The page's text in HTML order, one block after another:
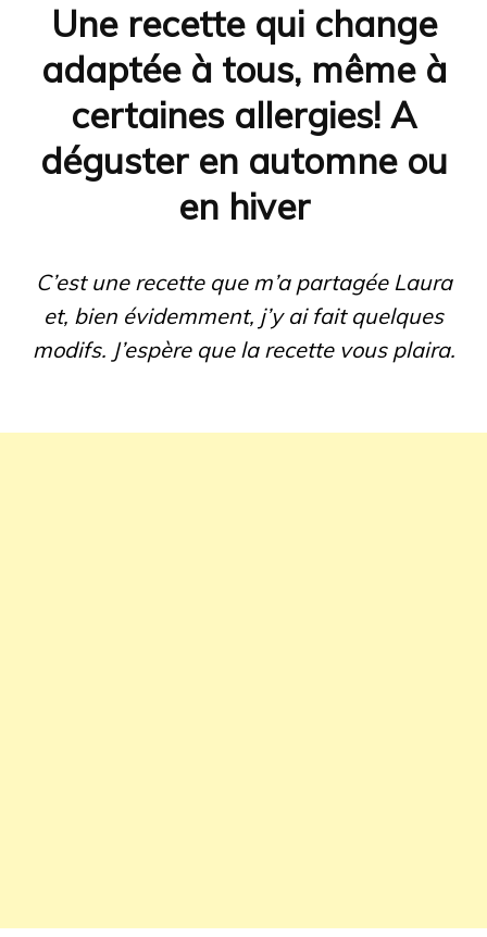
Une recette qui change
adaptée à tous, même à
certaines allergies! A
déguster en automne ou
en hiver
C’est une recette que m’a partagée Laura
et, bien évidemment, j’y ai fait quelques
modifs. J’espère que la recette vous plaira.